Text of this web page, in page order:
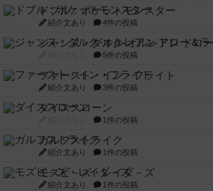
ドブル：ポケットモンスター
紹介文あり 4件の投稿
ジャンヌ・ダルク-オルレアン ドロ
5件の投稿
ファースト・イン・フライト
紹介文あり 3件の投稿
ダイススローン
1件の投稿
ガルフストライク
紹介文あり 1件の投稿
モズビ－ズ・レイダ－ズ
紹介文あり 1件の投稿